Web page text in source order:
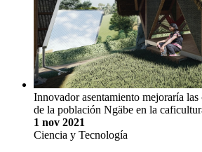
Innovador asentamiento mejoraría
de la población Ngäbe en la
1 nov 2021
Ciencia y Tecnología